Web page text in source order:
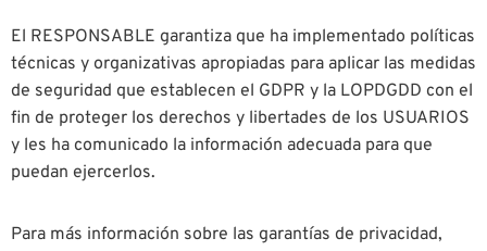
El RESPONSABLE garantiza que ha implementado políticas
técnicas y organizativas apropiadas para aplicar las medidas
de seguridad que establecen el GDPR y la LOPDGDD con el
fin de proteger los derechos y libertades de los USUARIOS
y les ha comunicado la información adecuada para que
puedan ejercerlos.
Para más información sobre las garantías de privacidad,